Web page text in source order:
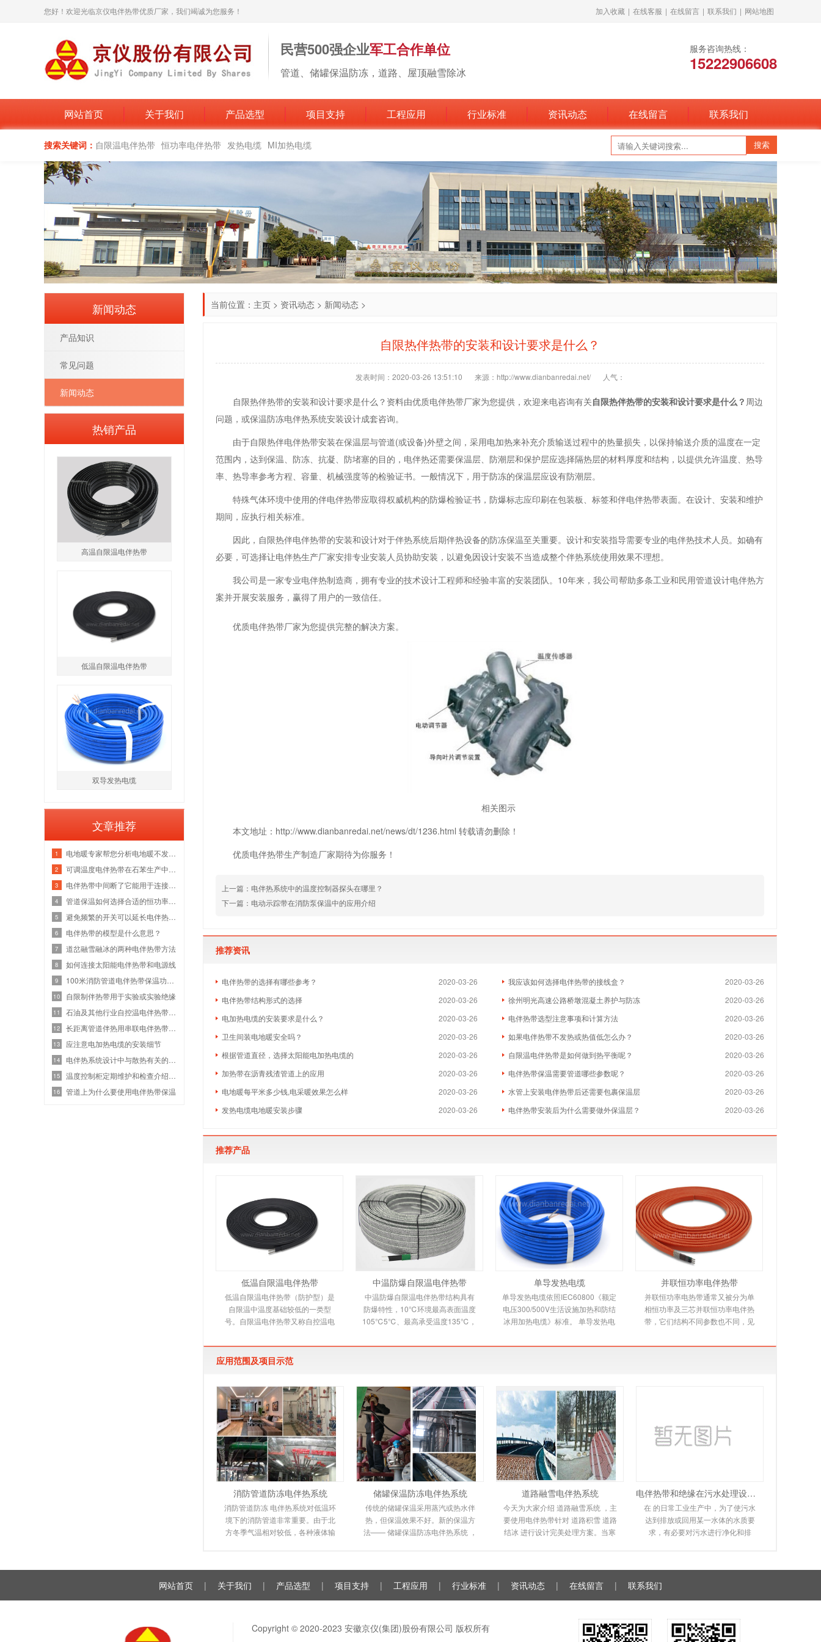
您好！欢迎光临京仪电伴热带优质厂家，我们竭诚为您服务！ 加入收藏 | 在线客服 | 在线留言 | 联系我们 | 网站地图
民营500强企业军工合作单位
管道、储罐保温防冻，道路、屋顶融雪除冰
服务咨询热线：
15222906608
网站首页 关于我们 产品选型 项目支持 工程应用 行业标准 资讯动态 在线留言 联系我们
搜索关键词： 自限温电伴热带 恒功率电伴热带 发热电缆 MI加热电缆
当前位置： 主页 > 资讯动态 > 新闻动态 >
自限热伴热带的安装和设计要求是什么？
发表时间：2020-03-26 13:51:10 来源：http://www.dianbanredai.net/ 人气：
自限热伴热带的安装和设计要求是什么？资料由优质电伴热带厂家为您提供，欢迎来电咨询有关自限热伴热带的安装和设计要求是什么？ 周边
问题，或保温防冻电伴热系统安装设计成套咨询。
由于自限热伴电伴热带安装在保温层与管道(或设备)外壁之间，采用电加热来补充介质输送过程中的热量损失，以保持输送介质的温度在一定
范围内，达到保温、防冻、抗凝、防堵塞的目的，电伴热还需要保温层、防潮层和保护层应选择隔热层的材料厚度和结构，以提供允许温度、热导
率、热导率参考方程、容量、机械强度等的检验证书。一般情况下，用于防冻的保温层应设有防潮层。
特殊气体环境中使用的伴电伴热带应取得权威机构的防爆检验证书，防爆标志应印刷在包装板、标签和伴电伴热带表面。在设计、安装和维护
期间，应执行相关标准。
因此，自限热伴电伴热带的安装和设计对于伴热系统后期伴热设备的防冻保温至关重要。设计和安装指导需要专业的电伴热技术人员。如确有
必要，可选择让电伴热生产厂家安排专业安装人员协助安装，以避免因设计安装不当造成整个伴热系统使用效果不理想。
我公司是一家专业电伴热制造商，拥有专业的技术设计工程师和经验丰富的安装团队。10年来，我公司帮助多条工业和民用管道设计电伴热方
案并开展安装服务，赢得了用户的一致信任。
优质电伴热带厂家为您提供完整的解决方案。
相关图示
本文地址：http://www.dianbanredai.net/news/dt/1236.html 转载请勿删除！
优质电伴热带生产制造厂家期待为你服务！
上一篇： 电伴热系统中的温度控制器探头在哪里？
下一篇： 电动示踪带在消防泵保温中的应用介绍
推荐资讯
2020-03-26
电伴热带的选择有哪些参考？ 2020-03-26
我应该如何选择电伴热带的接线盒？
2020-03-26
电伴热带结构形式的选择 2020-03-26
徐州明光高速公路桥墩混凝土养护与防冻
2020-03-26
电加热电缆的安装要求是什么？ 2020-03-26
电伴热带选型注意事项和计算方法
2020-03-26
卫生间装电地暖安全吗？ 2020-03-26
如果电伴热带不发热或热值低怎么办？
2020-03-26
根据管道直径，选择太阳能电加热电缆的 2020-03-26
自限温电伴热带是如何做到热平衡呢？
2020-03-26
加热带在沥青残渣管道上的应用 2020-03-26
电伴热带保温需要管道哪些参数呢？
2020-03-26
电地暖每平米多少钱,电采暖效果怎么样 2020-03-26
水管上安装电伴热带后还需要包裹保温层
2020-03-26
发热电缆电地暖安装步骤 2020-03-26
电伴热带安装后为什么需要做外保温层？
推荐产品
低温自限温电伴热带
低温自限温电伴热带（防护型）是
自限温中温度基础较低的一类型
号。自限温电伴热带又称自控温电
电热产品，由高分子
中温防爆自限温电伴热带
中温防爆自限温电伴热带结构具有
防爆特性，10℃环境最高表面温度
105℃5℃、最高承受温度135℃，
带，它是新一代唯一带
单导发热电缆
单导发热电缆依照IEC60800《额定
电压300/500V生活设施加热和防结
冰用加热电缆》标准。 单导发热电
烯绝缘，铝带屏蔽，防
并联恒功率电伴热带
并联恒功率电热带通常又被分为单
相恒功率及三芯并联恒功率电伴热
带，它们结构不同参数也不同，见
是由多个发热节在
应用范围及项目示范
消防管道防冻电伴热系统
消防管道防冻 电伴热系统对低温环
境下的消防管道非常重要。由于北
方冬季气温相对较低，各种液体输
储罐保温防冻电伴热系统
传统的储罐保温采用蒸汽或热水伴
热，但保温效果不好。新的保温方
法—— 储罐保温防冻电伴热系统 ，
道路融雪电伴热系统
今天为大家介绍 道路融雪系统 ，主
要使用电伴热带针对 道路积雪 道路
结冰 进行设计完美处理方案。当寒
电伴热带和绝缘在污水处理设备中的应用
在 的日常工业生产中，为了使污水
达到排放或回用某一水体的水质要
求，有必要对污水进行净化和排
新闻动态
产品知识
常见问题
新闻动态
热销产品
高温自限温电伴热带
低温自限温电伴热带
双导发热电缆
文章推荐
1
2
3
4
5
6 电伴热带的模型是什么意思？
7 道岔融雪融冰的两种电伴热带方法
8 如何连接太阳能电伴热带和电源线
9
10 自限制伴热带用于实验或实验绝缘
11
12
13 应注意电加热电缆的安装细节
14
15
16 管道上为什么要使用电伴热带保温
网站首页 | 关于我们 | 产品选型 | 项目支持 | 工程应用 | 行业标准 | 资讯动态 | 在线留言 | 联系我们
Copyright © 2020-2023 安徽京仪(集团)股份有限公司 版权所有